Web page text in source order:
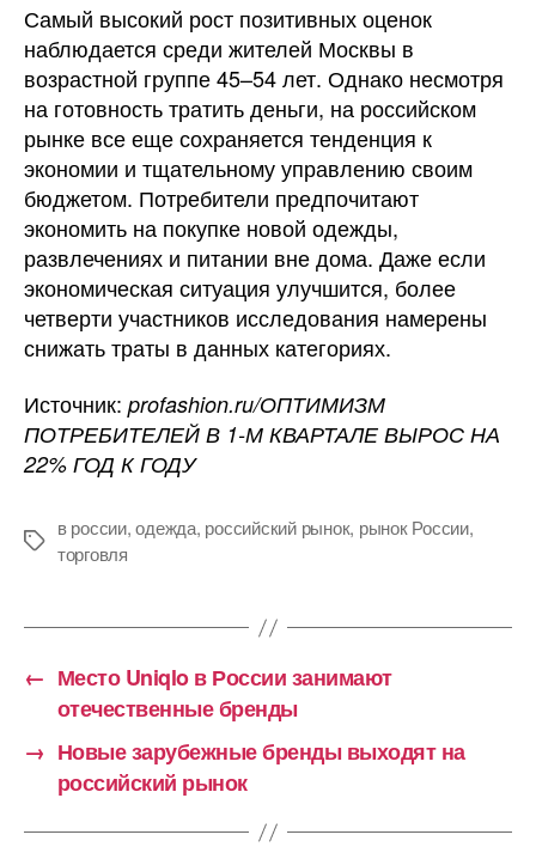
Самый высокий рост позитивных оценок
наблюдается среди жителей Москвы в
возрастной группе 45–54 лет. Однако несмотря
на готовность тратить деньги, на российском
рынке все еще сохраняется тенденция к
экономии и тщательному управлению своим
бюджетом. Потребители предпочитают
экономить на покупке новой одежды,
развлечениях и питании вне дома. Даже если
экономическая ситуация улучшится, более
четверти участников исследования намерены
снижать траты в данных категориях.
Источник: profashion.ru/ОПТИМИЗМ
ПОТРЕБИТЕЛЕЙ В 1-М КВАРТАЛЕ ВЫРОС НА
22% ГОД К ГОДУ
Метки
в россии,одежда, российский рынок, рынок России,
торговля
← Место Uniqlo в России занимают
отечественные бренды
→ Новые зарубежные бренды выходят на
российский рынок